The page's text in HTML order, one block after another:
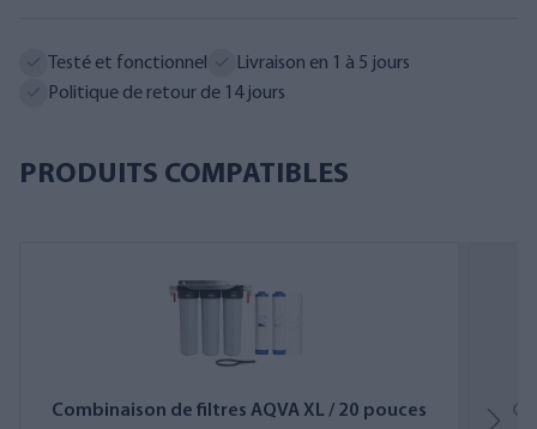
Testé et fonctionnel
Livraison en 1 à 5 jours
Politique de retour de 14 jours
PRODUITS COMPATIBLES
Combinaison de filtres AQVA XL / 20 pouces